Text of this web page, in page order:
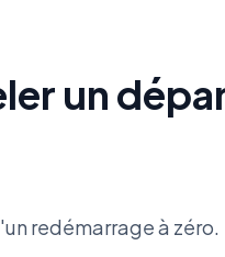
un
redémarrage à zéro.